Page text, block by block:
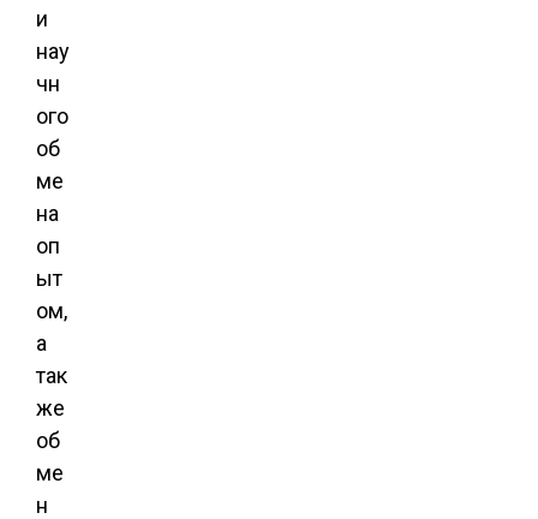
и
нау
чн
ого
об
ме
на
оп
ыт
ом,
а
так
же
об
ме
н